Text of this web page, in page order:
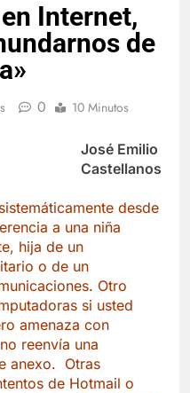
Internet,
de
0 10 Minutos
José Emilio
Castellanos
desde
a una niña
hija de un
o de un
Otro
si usted
amenaza con
reenvía una
anexo. Otras
de Hotmail o